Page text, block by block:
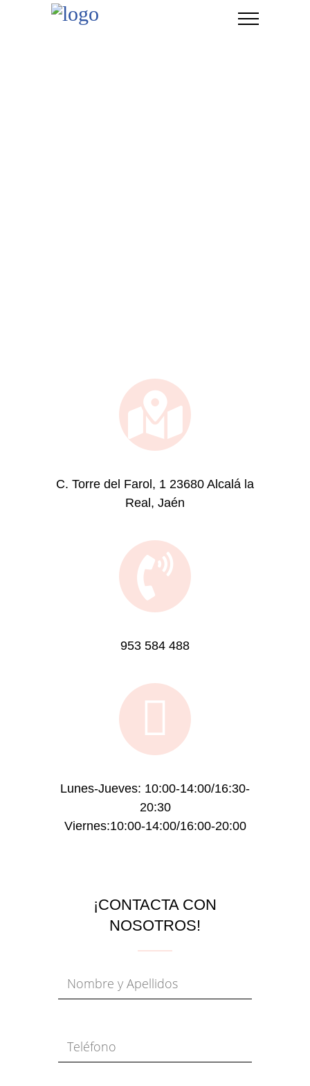
C. Torre del Farol, 1 23680 Alcalá la
Real, Jaén
953 584 488
Lunes-Jueves: 10:00-14:00/16:30-
20:30
Viernes:10:00-14:00/16:00-20:00
¡CONTACTA CON
NOSOTROS!